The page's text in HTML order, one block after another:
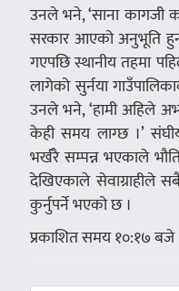
उनले भने, ‘साना कागजी
सरकार आएको अनुभूति
गएपछि स्थानीय तहमा
लागेको सुर्नया
उनले भने, ‘हामी अहिले
केही समय लाग्छ ।’
भर्खरै सम्पन्न भएकाले
देखिएकाले सेवाग्राहीले
कुर्नुपर्ने भएको छ ।
प्रकाशित समय १०:१७ बजे